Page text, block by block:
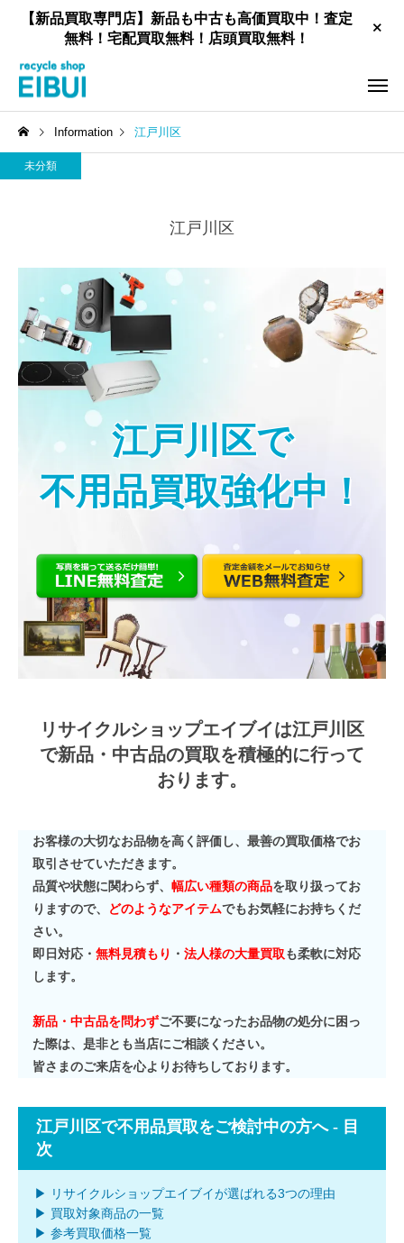
【新品買取専門店】新品も中古も高価買取中！査定
無料！宅配買取無料！店頭買取無料！
工具買取
家具買取
Information 江戸川区
未分類
江戸川区
江戸川区で
不用品買取強化中！
リサイクルショップエイブイは江戸川区
で新品・中古品の買取を積極的に行って
おります。
お客様の大切なお品物を高く評価し、最善の買取価格でお
取引させていただきます。
品質や状態に関わらず、幅広い種類の商品を取り扱ってお
りますので、
どのようなアイテムでもお気軽にお持ちくだ
さい。
即日対応・無料見積もり ・法人様の大量買取も柔軟に対応
します。
新品・中古品を問わずご不要になったお品物の処分に困っ
た際は、是非とも当店にご相談ください。
皆さまのご来店を心よりお待ちしております。
江戸川区で不用品買取をご検討中の方へ - 目
次
▶ リサイクルショップエイブイが選ばれる3つの理由
▶ 買取対象商品の一覧
▶ 参考買取価格一覧